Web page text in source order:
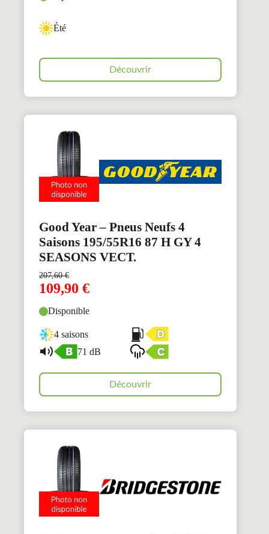
Été
Découvrir
Good Year – Pneus Neufs 4
Saisons 195/55R16 87 H GY 4
SEASONS VECT.
207,60€
109,90 €
Disponible
4 saisons
71 dB
Découvrir